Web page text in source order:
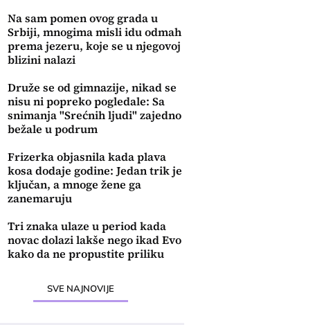
Na sam pomen ovog grada u
Srbiji, mnogima misli idu odmah
prema jezeru, koje se u njegovoj
blizini nalazi
Druže se od gimnazije, nikad se
nisu ni popreko pogledale: Sa
snimanja "Srećnih ljudi" zajedno
bežale u podrum
Frizerka objasnila kada plava
kosa dodaje godine: Jedan trik je
ključan, a mnoge žene ga
zanemaruju
Tri znaka ulaze u period kada
novac dolazi lakše nego ikad Evo
kako da ne propustite priliku
SVE NAJNOVIJE